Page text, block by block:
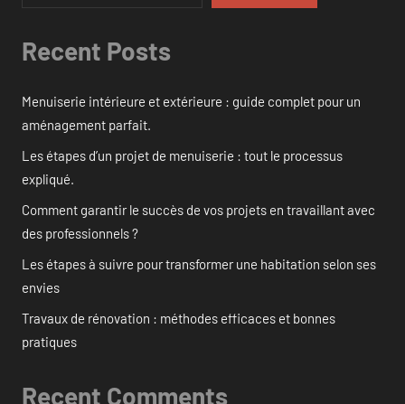
Recent Posts
Menuiserie intérieure et extérieure : guide complet pour un
aménagement parfait.
Les étapes d’un projet de menuiserie : tout le processus
expliqué.
Comment garantir le succès de vos projets en travaillant avec
des professionnels ?
Les étapes à suivre pour transformer une habitation selon ses
envies
Travaux de rénovation : méthodes efficaces et bonnes
pratiques
Recent Comments